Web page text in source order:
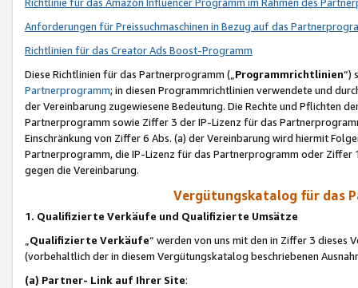
Richtlinie für das Amazon Influencer Programm im Rahmen des
Anforderungen für Preissuchmaschinen in Bezug auf das
Richtlinien für das Creator Ads Boost-Programm
Diese Richtlinien für das Partnerprogramm („Programmrichtlinien“)
Partnerprogramm; in diesen Programmrichtlinien verwendete und
der Vereinbarung zugewiesene Bedeutung. Die Rechte und Pflichten
Partnerprogramm sowie Ziffer 3 der IP-Lizenz für das
Einschränkung von Ziffer 6 Abs. (a) der Vereinbarung wird hiermit
Partnerprogramm, die IP-Lizenz für das Partnerprogramm oder
gegen die Vereinbarung.
Vergütungskatalog für das
1. Qualifizierte Verkäufe und Qualifizierte Umsätze
Qualifizierte Verkäufe“ werden von uns mit den in Ziffer 3
(vorbehaltlich der in diesem Vergütungskatalog beschriebenen
(a) Partner- Link auf Ihrer Site: